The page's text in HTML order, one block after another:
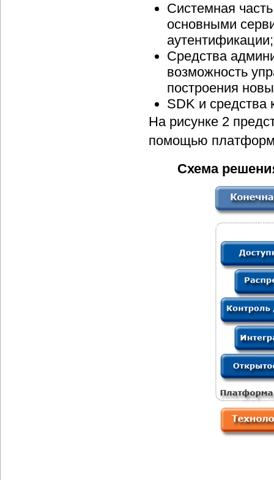
Cистемная
основными
аутентификации;
Средства
возможность
построения
SDK и средства
На рисунке 2
помощью
Схема